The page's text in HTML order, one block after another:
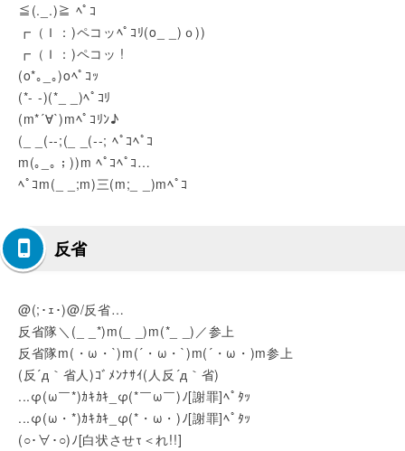
≦(._.)≧ ﾍﾟｺ
┏（Ｉ：)ペコッﾍﾟｺﾘ(o_ _)ｏ))
┏（Ｉ：)ペコッ !
(o*｡_｡)oﾍﾟｺｯ
(*- -)(*_ _)ﾍﾟｺﾘ
(m*´∀`)mﾍﾟｺﾘﾝ♪
(_ _(--;(_ _(--; ﾍﾟｺﾍﾟｺ
m(｡_｡；))m ﾍﾟｺﾍﾟｺ…
ﾍﾟｺm(_ _;m)三(m;_ _)mﾍﾟｺ
反省
@(;･ｪ･)@/反省…
反省隊＼(_ _*)m(_ _)m(*_ _)／参上
反省隊m(・ω・`)m(´・ω・`)m(´・ω・)m参上
(反´д｀省人)ｺﾞﾒﾝﾅｻｲ(人反´д｀省)
...φ(ω￣*)ｶｷｶｷ_φ(*￣ω￣)ﾉ[謝罪]ﾍﾟﾀｯ
...φ(ω・*)ｶｷｶｷ_φ(*・ω・)ﾉ[謝罪]ﾍﾟﾀｯ
(○･∀･○)ﾉ[白状させτ＜れ!!]